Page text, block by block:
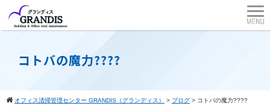
コトバの魔力????
オフィス清掃管理センター GRANDIS（グランディス） > ブログ > コトバの魔力????